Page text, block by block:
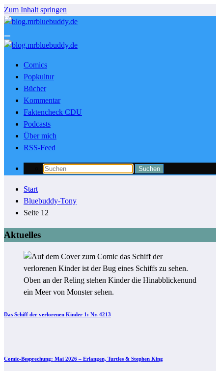
Zum Inhalt springen
Comics
Popkultur
Bücher
Kommentar
Faktencheck CDU
Podcasts
Über mich
RSS-Feed
Start
Bluebuddy-Tony
Seite 12
Aktuelles
Das Schiff der verlorenen Kinder 1: Nr. 4213
Comic-Besprechung: Mai 2026 – Erlangen, Turtles & Stephen King